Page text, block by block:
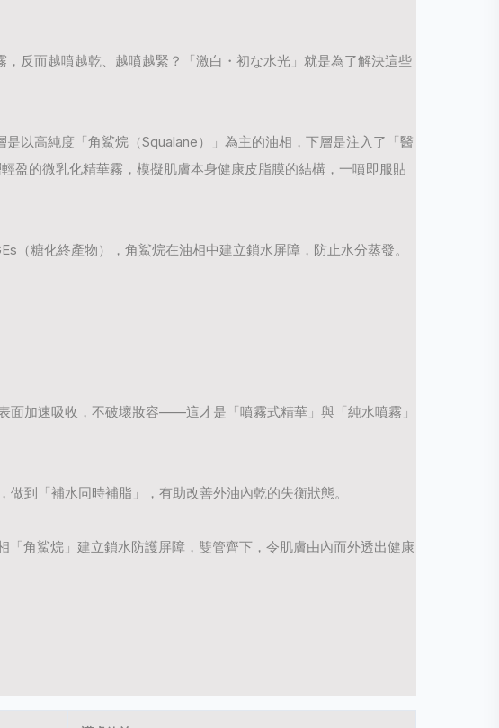
反而越噴越乾、越噴越緊？「激白・初な水光」就是為了解決這些
是以高純度「角鯊烷（Squalane）」為主的油相，下層是注入了「醫
盈的微乳化精華霧，模擬肌膚本身健康皮脂膜的結構，一噴即服貼
（糖化終產物），角鯊烷在油相中建立鎖水屏障，防止水分蒸發。
面加速吸收，不破壞妝容——這才是「噴霧式精華」與「純水噴霧」
到「補水同時補脂」，有助改善外油內乾的失衡狀態。
「角鯊烷」建立鎖水防護屏障，雙管齊下，令肌膚由內而外透出健康